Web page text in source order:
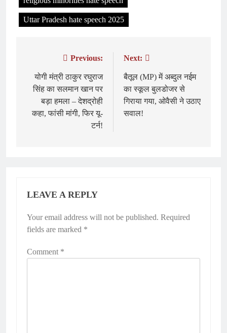
Uttar Pradesh hate speech 2025
navigation
Previous:
योगी मंत्री ठाकुर रघुराज
सिंह का सलमान खान पर
बड़ा हमला – देशद्रोही
कहा, फांसी मांगी, फिर यू-
टर्न!
Next:
बैतूल (MP) में अब्दुल नईम
का स्कूल बुलडोजर से
गिराया गया, ओवैसी ने उठाए
सवाल!
LEAVE A REPLY
Your email address will not be published. Required
fields are marked *
Comment *